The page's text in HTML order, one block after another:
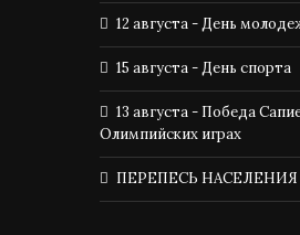
12 августа - День
15 августа - День спорта
13 августа - Победа
Олимпийских играх
ПЕРЕПЕСЬ НАСЕЛЕНИЯ